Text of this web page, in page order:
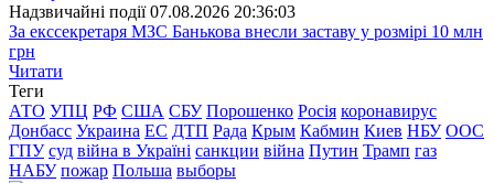
Надзвичайні події 07.08.2026 20:36:03
За екссекретаря МЗС Банькова внесли заставу у розмірі 10 млн
грн
Читати
Теги
АТО УПЦ РФ США СБУ Порошенко Росія коронавирус
Донбасс Украина ЕС ДТП Рада Крым Кабмин Киев НБУ ООС
ГПУ суд війна в Україні санкции війна Путин Трамп газ
НАБУ пожар Польша выборы